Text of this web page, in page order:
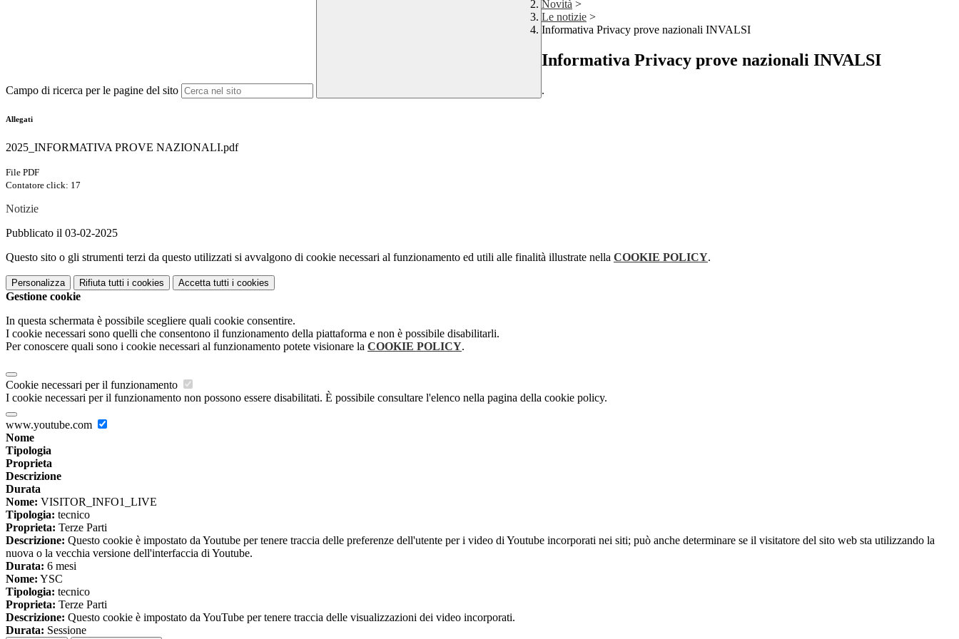
Campo di ricerca per le pagine del sito
Novità >
Le notizie >
Informativa Privacy prove nazionali INVALSI
Informativa Privacy prove nazionali INVALSI
.
Allegati
2025_INFORMATIVA PROVE NAZIONALI.pdf
File PDF
Contatore click: 17
Notizie
Pubblicato il 03-02-2025
Questo sito o gli strumenti terzi da questo utilizzati si avvalgono di cookie necessari al funzionamento ed utili alle finalità illustrate nella COOKIE POLICY.
Personalizza Rifiuta tutti i cookies Accetta tutti i cookies
Gestione cookie
In questa schermata è possibile scegliere quali cookie consentire.
I cookie necessari sono quelli che consentono il funzionamento della piattaforma e non è possibile disabilitarli.
Per conoscere quali sono i cookie necessari al funzionamento potete visionare la COOKIE POLICY.
Cookie necessari per il funzionamento
I cookie necessari per il funzionamento non possono essere disabilitati. È possibile consultare l'elenco nella pagina della cookie policy.
www.youtube.com
Nome
Tipologia
Proprieta
Descrizione
Durata
Nome: VISITOR_INFO1_LIVE
Tipologia: tecnico
Proprieta: Terze Parti
Descrizione: Questo cookie è impostato da Youtube per tenere traccia delle preferenze dell'utente per i video di Youtube incorporati nei siti; può anche determinare se il visitatore del sito web sta utilizzando la
nuova o la vecchia versione dell'interfaccia di Youtube.
Durata: 6 mesi
Nome: YSC
Tipologia: tecnico
Proprieta: Terze Parti
Descrizione: Questo cookie è impostato da YouTube per tenere traccia delle visualizzazioni dei video incorporati.
Durata: Sessione